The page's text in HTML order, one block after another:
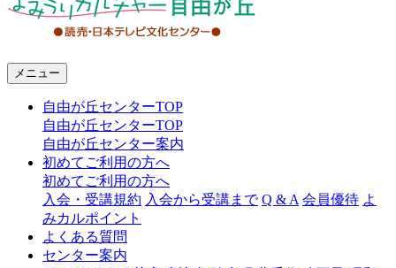
ャ
メニュー
自由が丘センターTOP
自由が丘センターTOP
自由が丘センター案内
初めてご利用の方へ
初めてご利用の方へ
入会・受講規約 入会から受講まで Q & A 会員優待 よ
みカルポイント
よくある質問
センター案内